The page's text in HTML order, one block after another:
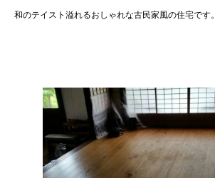
和のテイスト溢れるおしゃれな古民家風の住宅です。